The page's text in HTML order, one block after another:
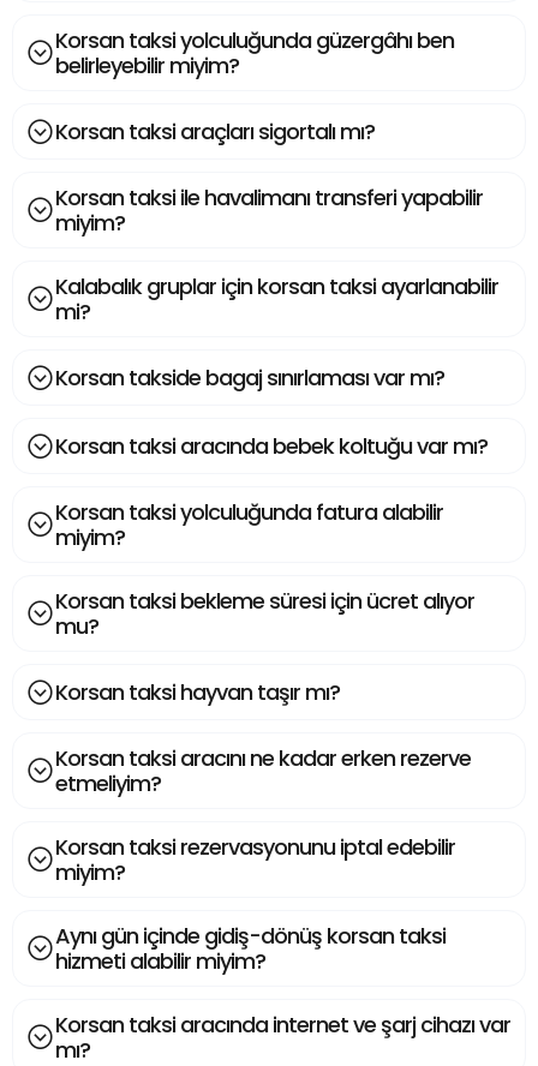
Korsan taksi yolculuğunda güzergâhı ben
belirleyebilir miyim?
Korsan taksi araçları sigortalı mı?
Korsan taksi ile havalimanı transferi yapabilir
miyim?
Kalabalık gruplar için korsan taksi ayarlanabilir
mi?
Korsan takside bagaj sınırlaması var mı?
Korsan taksi aracında bebek koltuğu var mı?
Korsan taksi yolculuğunda fatura alabilir
miyim?
Korsan taksi bekleme süresi için ücret alıyor
mu?
Korsan taksi hayvan taşır mı?
Korsan taksi aracını ne kadar erken rezerve
etmeliyim?
Korsan taksi rezervasyonunu iptal edebilir
miyim?
Aynı gün içinde gidiş-dönüş korsan taksi
hizmeti alabilir miyim?
Korsan taksi aracında internet ve şarj cihazı var
mı?